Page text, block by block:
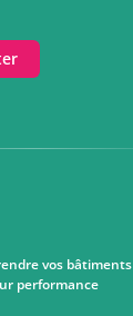
vos bâtiments
performance